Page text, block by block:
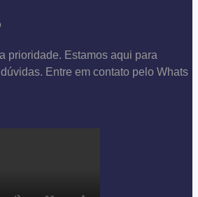
prioridade. Estamos aqui para
Entre em contato pelo Whats